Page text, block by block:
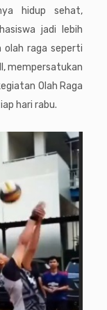
hidup sehat,
jadi lebih
olah raga seperti
mempersatukan
Olah Raga
hari rabu.